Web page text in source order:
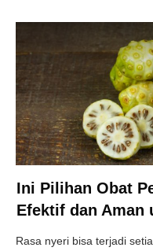
Ini Pilihan Obat
Efektif dan Aman
Rasa nyeri bisa terjadi